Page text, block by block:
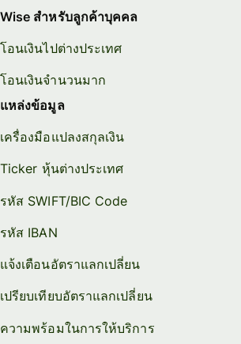
Wise สำหรับลูกค้าบุคคล
โอนเงินไปต่างประเทศ
โอนเงินจำนวนมาก
แหล่งข้อมูล
เครื่องมือแปลงสกุลเงิน
Ticker หุ้นต่างประเทศ
รหัส SWIFT/BIC Code
รหัส IBAN
แจ้งเตือนอัตราแลกเปลี่ยน
เปรียบเทียบอัตราแลกเปลี่ยน
ความพร้อมในการให้บริการ